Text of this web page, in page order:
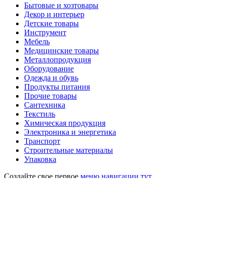
Бытовые и хозтовары
Декор и интерьер
Детские товары
Инструмент
Мебель
Медицинские товары
Металлопродукция
Оборудование
Одежда и обувь
Продукты питания
Прочие товары
Сантехника
Текстиль
Химическая продукция
Электроника и энергетика
Транспорт
Строительные материалы
Упаковка
Создайте свое первое меню навигации тут